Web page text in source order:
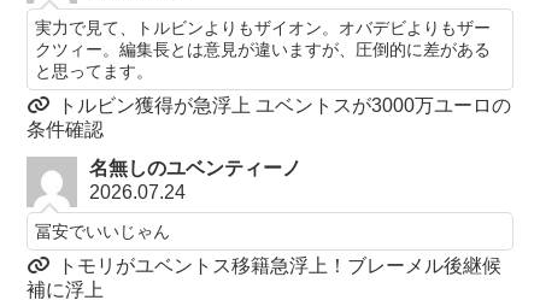
実力で見て、トルビンよりもザイオン。オバデビよりもザー
クツィー。編集長とは意見が違いますが、圧倒的に差がある
と思ってます。
トルビン獲得が急浮上 ユベントスが3000万ユーロの
条件確認
名無しのユベンティーノ
2026.07.24
冨安でいいじゃん
トモリがユベントス移籍急浮上！ブレーメル後継候
補に浮上